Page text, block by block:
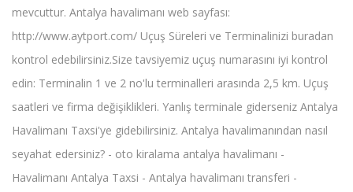
mevcuttur. Antalya havalimanı web sayfası:
http://www.aytport.com/ Uçuş Süreleri ve Terminalinizi buradan
kontrol edebilirsiniz.Size tavsiyemiz uçuş numarasını iyi kontrol
edin: Terminalin 1 ve 2 no'lu terminalleri arasında 2,5 km. Uçuş
saatleri ve firma değişiklikleri. Yanlış terminale giderseniz Antalya
Havalimanı Taxsi'ye gidebilirsiniz. Antalya havalimanından nasıl
seyahat edersiniz? - oto kiralama antalya havalimanı -
Havalimanı Antalya Taxsi - Antalya havalimanı transferi -